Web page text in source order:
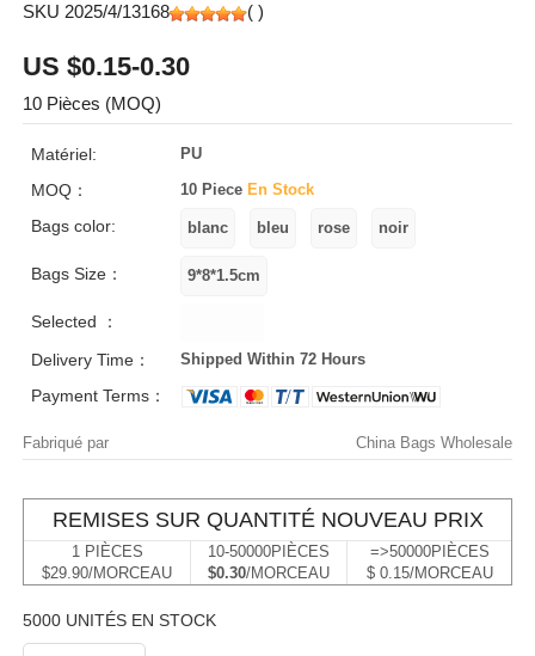
SKU 2025/4/13168 ( )
US $0.15-0.30
10 Pièces (MOQ)
Matériel: PU
MOQ： 10 Piece En Stock
Bags color:
Bags Size：
Selected ：
Delivery Time：
Shipped Within 72 Hours
Payment Terms：
Fabriqué par China Bags Wholesale
REMISES SUR QUANTITÉ NOUVEAU PRIX
1 PIÈCES
$29.90/MORCEAU
10-50000PIÈCES
$0.30/MORCEAU
=>50000PIÈCES
$ 0.15/MORCEAU
5000 UNITÉS EN STOCK